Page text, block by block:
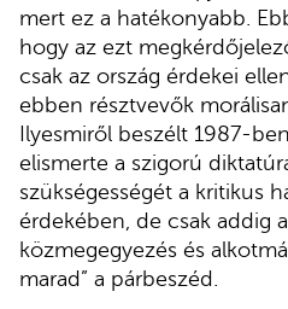
mert ez a hatékonyabb.
hogy az ezt
csak az ország érdekei
ebben résztvevők
Ilyesmiről beszélt 1987-
elismerte a szigorú
szükségességét a kritikus
érdekében, de csak addig
közmegegyezés és
marad” a párbeszéd.